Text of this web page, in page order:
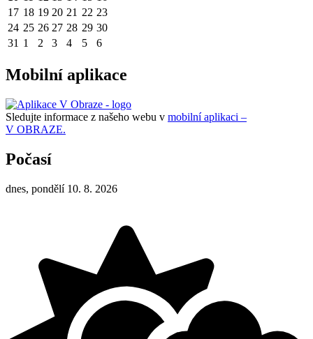
17 18 19 20 21 22 23
24 25 26 27 28 29 30
31 1 2 3 4 5 6
Mobilní aplikace
Sledujte informace z našeho webu v mobilní aplikaci –
V OBRAZE.
Počasí
dnes, pondělí 10. 8. 2026